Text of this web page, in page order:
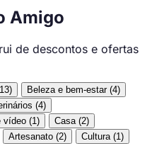
Amigo
de descontos e ofertas
Beleza e bem-estar (4)
(4)
vídeo (1) Casa (2)
Artesanato (2) Cultura (1)